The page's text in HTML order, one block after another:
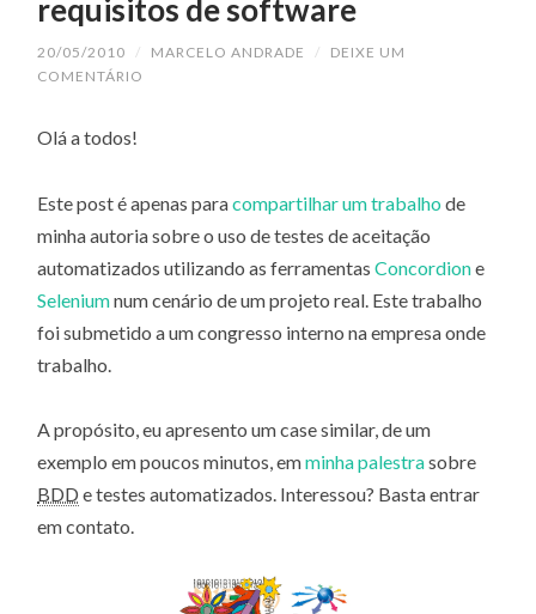
requisitos de software
20/05/2010 / MARCELO ANDRADE /
DEIXE UM
COMENTÁRIO
Olá a todos!
Este post é apenas paracompartilhar um trabalho de
minha autoria sobre o uso de testes de aceitação
automatizados utilizando as ferramentasConcordione
Seleniumnum cenário de um projeto real. Este trabalho
foi submetido a um congresso interno na empresa onde
trabalho.
A propósito, eu apresento um case similar, de um
exemplo em poucos minutos, emminha palestrasobre
BDD e testes automatizados. Interessou? Basta entrar
em contato.